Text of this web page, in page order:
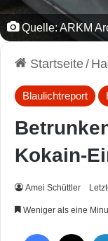
Quelle: ARKM
Startseite/
Blaulichtreport
Kokain-
Amei Schüttler
Weniger als eine